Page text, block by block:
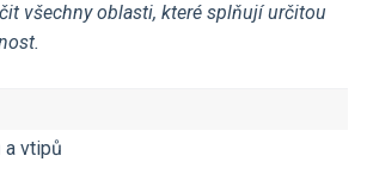
všechny oblasti, které splňují určitou
a vtipů